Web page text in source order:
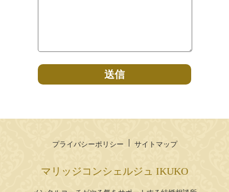
プライバシーポリシー サイトマップ
マリッジコンシェルジュ IKUKO